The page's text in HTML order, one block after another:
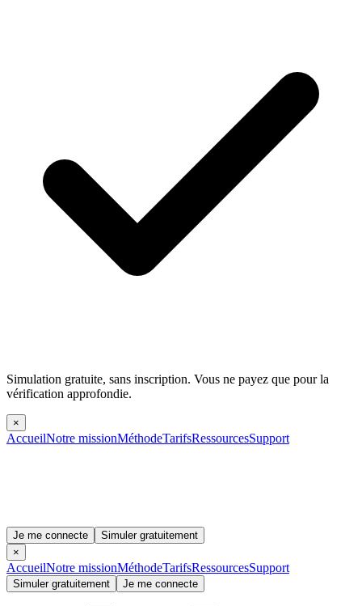
Simulation gratuite, sans inscription. Vous ne payez que pour la
vérification approfondie.
×
AccueilNotre missionMéthodeTarifsRessourcesSupport
Je me connecte
Simuler gratuitement
×
AccueilNotre missionMéthodeTarifsRessourcesSupport
Simuler gratuitement Je me connecte